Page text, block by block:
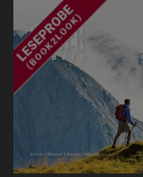
KINDER- & JUGENDBUCH
VERLAG
IDEEN & BEGLEITMATERIAL